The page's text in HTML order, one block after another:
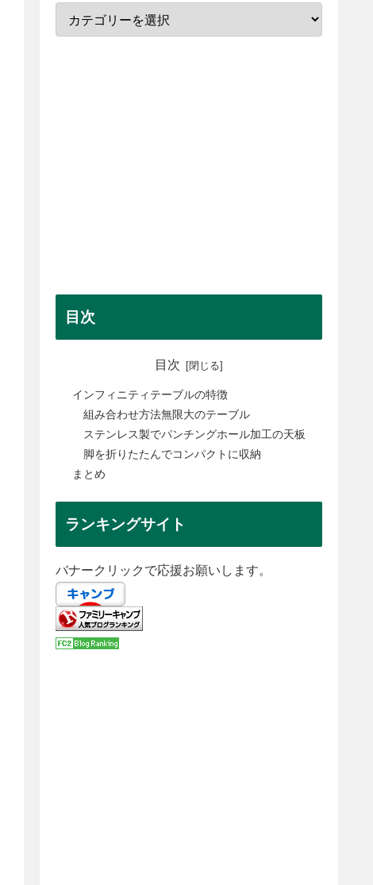
目次
目次
インフィニティテーブルの特徴
組み合わせ方法無限大のテーブル
ステンレス製でパンチングホール加工の天板
脚を折りたたんでコンパクトに収納
まとめ
ランキングサイト
バナークリックで応援お願いします。